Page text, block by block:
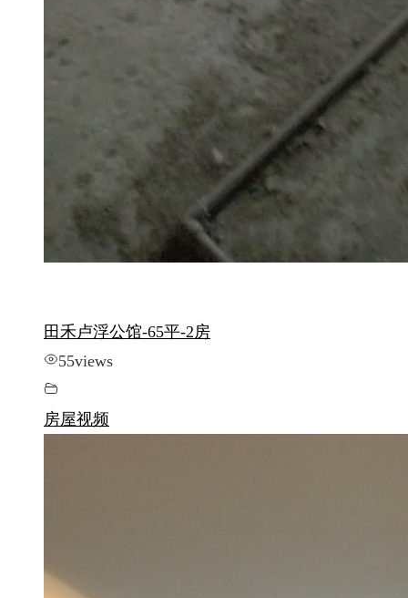
田禾卢浮公馆-65平-2房
55views
房屋视频